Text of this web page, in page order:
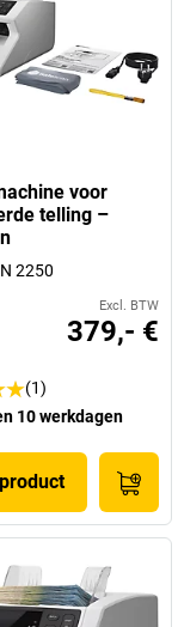
voor
telling –
2250
Excl. BTW
379,- €
(1)
10 werkdagen